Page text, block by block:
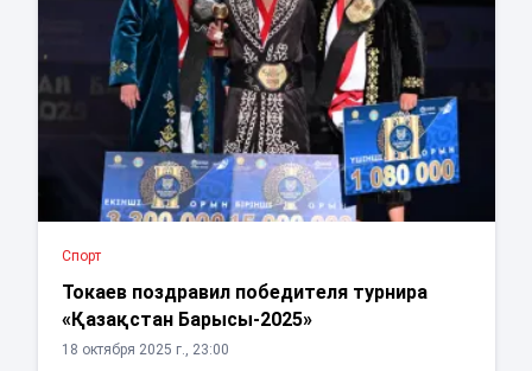
Спорт
Токаев поздравил победителя турнира
«Қазақстан Барысы-2025»
18 октября 2025 г., 23:00